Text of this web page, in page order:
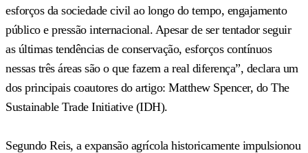
esforços da sociedade civil ao longo do tempo, engajamento
público e pressão internacional. Apesar de ser tentador seguir
as últimas tendências de conservação, esforços contínuos
nessas três áreas são o que fazem a real diferença”, declara um
dos principais coautores do artigo: Matthew Spencer, do The
Sustainable Trade Initiative (IDH).
Segundo Reis, a expansão agrícola historicamente impulsionou